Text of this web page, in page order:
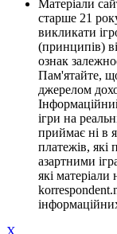
Матеріали
старше 21
викликати
(принципів)
ознак
Пам'ятайте,
джерелом
ігри на
приймає ні в
платежів, які
азартними
які
X